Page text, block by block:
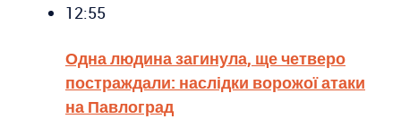
12:55
Одна людина загинула, ще четверо
постраждали: наслідки ворожої атаки
на Павлоград